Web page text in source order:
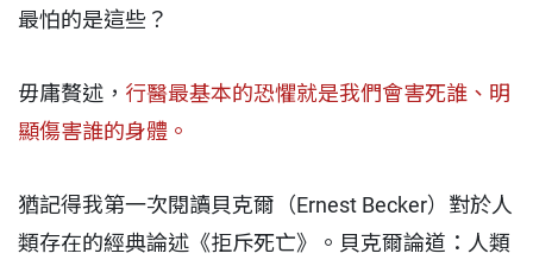
最怕的是這些？
毋庸贅述， 行醫最基本的恐懼就是我們會害死誰、明
顯傷害誰的身體。
猶記得我第一次閱讀貝克爾（Ernest Becker）對於人
類存在的經典論述《拒斥死亡》。貝克爾論道：人類